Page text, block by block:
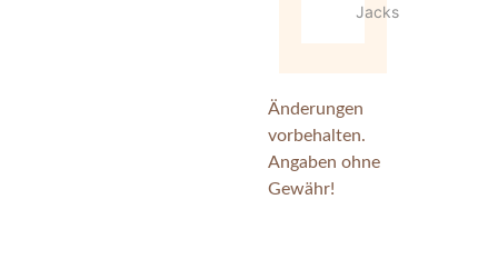
Jacks
Änderungen
vorbehalten.
Angaben ohne
Gewähr!